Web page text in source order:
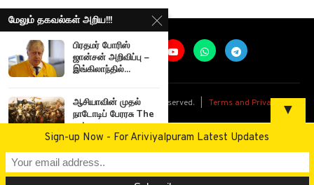
Ariviyalpuram. All rights reserved. |Terms and Privacy
மேலும் தகவல்கள் அறிய!!!
பிரதமர் போரிஸ்
ஜான்சன் அறிவிப்பு –
இங்கிலாந்தில்...
ஆசியாவின் முதல்
நாடோடிப் பேரரசு The
rules...
கனமான தனிமங்களின்
தோற்றத்தைக் The
▼
Sign-up Now - For Ariviyalpuram Latest Updates